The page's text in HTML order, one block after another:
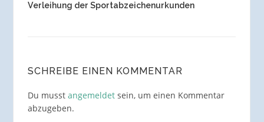
Verleihung der Sportabzeichenurkunden
SCHREIBE EINEN KOMMENTAR
Du musst angemeldetsein, um einen Kommentar
abzugeben.